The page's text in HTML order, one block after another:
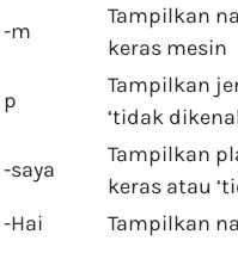
-m
Tampilkan
keras mesin
p
Tampilkan
‘tidak
-saya
Tampilkan
keras atau
-Hai
Tampilkan